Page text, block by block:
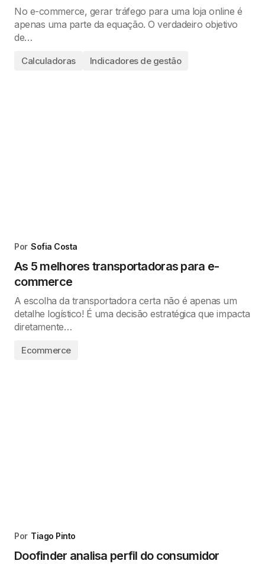
No e-commerce, gerar tráfego para uma loja online é
apenas uma parte da equação. O verdadeiro objetivo
de…
Calculadoras Indicadores de gestão
Por Sofia Costa
As 5 melhores transportadoras para e-
commerce
A escolha da transportadora certa não é apenas um
detalhe logístico! É uma decisão estratégica que impacta
diretamente…
Ecommerce
Por Tiago Pinto
Doofinder analisa perfil do consumidor